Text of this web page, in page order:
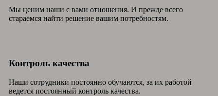
Мы ценим наши с вами отношения. И прежде всего
стараемся найти решение вашим потребностям.
Контроль качества
Наши сотрудники постоянно обучаются, за их работой
ведется постоянный контроль качества.